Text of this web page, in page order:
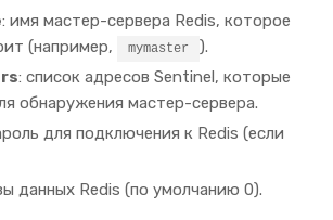
: имя мастер-сервера Redis, которое
(например,
mymaster
).
: список адресов Sentinel, которые
обнаружения мастер-сервера.
для подключения к Redis (если
данных Redis (по умолчанию 0).